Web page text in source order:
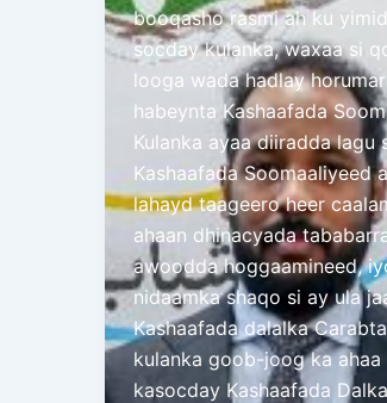
booqasho rasmi ah ku
socday kulanka, waxaa si
looga wada hadlay
habeynta Kashaafada
Kulanka ayaa diiradda lagu
Kashaafada Soomaaliyeed
lahayd taageero heer
ahaan dhinacyada
awoodda hoggaamineed,
nidaamka shaqo si ay ula
Kashaafada dalalka
kulanka goob-joog ka ahaa
kasocday Kashaafada